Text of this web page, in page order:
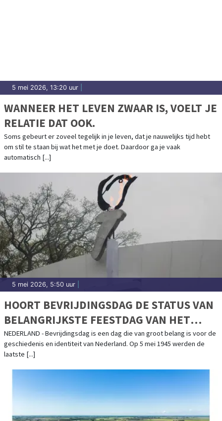
5 mei 2026, 13:20 uur
WANNEER HET LEVEN ZWAAR IS, VOELT JE
RELATIE DAT OOK.
Soms gebeurt er zoveel tegelijk in je leven, dat je nauwelijks tijd hebt
om stil te staan bij wat het met je doet. Daardoor ga je vaak
automatisch [...]
5 mei 2026, 5:50 uur
HOORT BEVRIJDINGSDAG DE STATUS VAN
BELANGRIJKSTE FEESTDAG VAN HET
JAAR TE KRIJGEN?
NEDERLAND - Bevrijdingsdag is een dag die van groot belang is voor de
geschiedenis en identiteit van Nederland. Op 5 mei 1945 werden de
laatste [...]